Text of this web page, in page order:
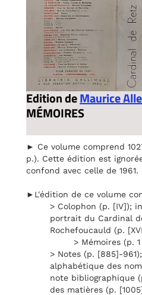
Edition deMaurice
MÉMOIRES
► Ce volume comprend
p.). Cette édition est
confond avec celle de 1961.
►L'édition de ce volume
> Colophon (p. [IV]);
portrait du Cardinal
Rochefoucauld (p.
> Mémoires (p.
> Notes (p. [885]-
alphabétique des
note bibliographique
des matières (p.